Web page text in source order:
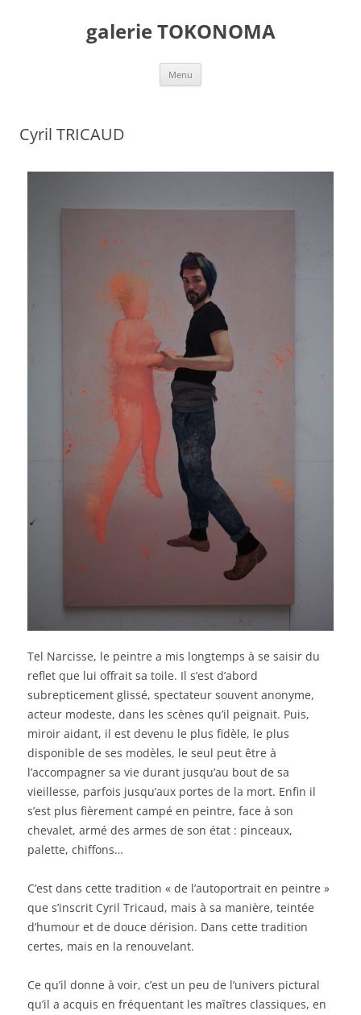
galerie TOKONOMA
Menu
Cyril TRICAUD
Tel Narcisse, le peintre a mis longtemps à se saisir du
reflet que lui offrait sa toile. Il s’est d’abord
subrepticement glissé, spectateur souvent anonyme,
acteur modeste, dans les scènes qu’il peignait. Puis,
miroir aidant, il est devenu le plus fidèle, le plus
disponible de ses modèles, le seul peut être à
l’accompagner sa vie durant jusqu’au bout de sa
vieillesse, parfois jusqu’aux portes de la mort. Enfin il
s’est plus fièrement campé en peintre, face à son
chevalet, armé des armes de son état : pinceaux,
palette, chiffons…
C’est dans cette tradition « de l’autoportrait en peintre »
que s’inscrit Cyril Tricaud, mais à sa manière, teintée
d’humour et de douce dérision. Dans cette tradition
certes, mais en la renouvelant.
Ce qu’il donne à voir, c’est un peu de l’univers pictural
qu’il a acquis en fréquentant les maîtres classiques, en